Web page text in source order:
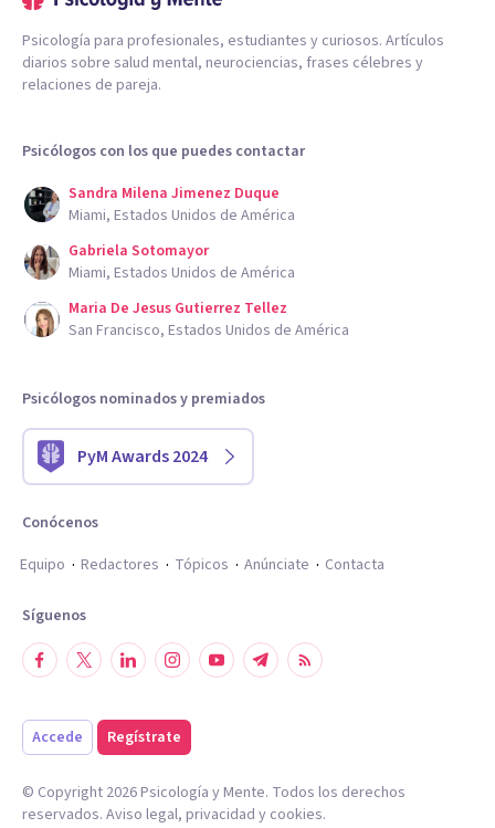
Psicología para profesionales, estudiantes y curiosos. Artículos
diarios sobre salud mental, neurociencias, frases célebres y
relaciones de pareja.
Psicólogos con los que puedes contactar
Sandra Milena Jimenez Duque
Miami, Estados Unidos de América
Gabriela Sotomayor
Miami, Estados Unidos de América
Maria De Jesus Gutierrez Tellez
San Francisco, Estados Unidos de América
Psicólogos nominados y premiados
PyM Awards 2024
Conócenos
Equipo
Redactores Tópicos Anúnciate Contacta
Síguenos
Accede Regístrate
© Copyright 2026Psicología y Mente. Todos los derechos
reservados. Aviso legal, privacidad y cookies.